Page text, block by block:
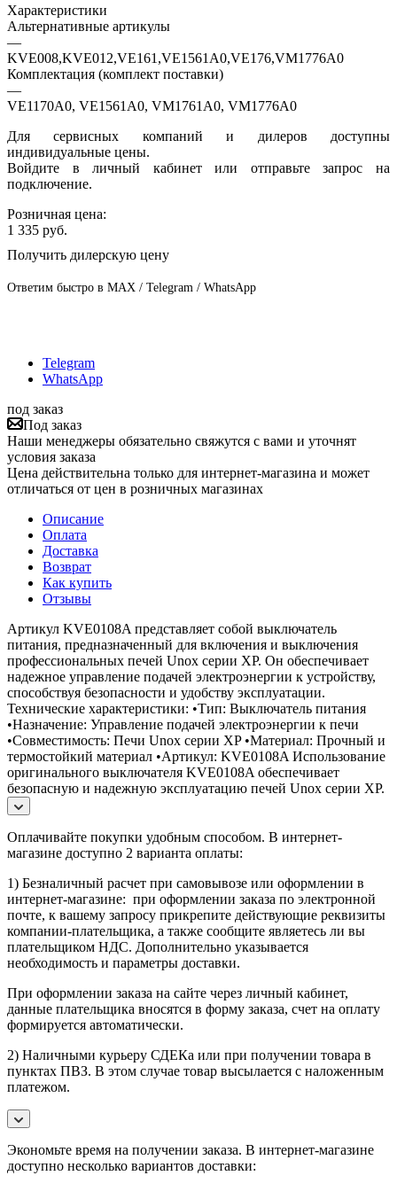
Характеристики
Альтернативные артикулы
—
KVE008,KVE012,VE161,VE1561A0,VE176,VM1776A0
Комплектация (комплект поставки)
—
VE1170A0, VE1561A0, VM1761A0, VM1776A0
Для сервисных компаний и дилеров доступны
индивидуальные цены.
Войдите в личный кабинет или отправьте запрос на
подключение.
Розничная цена:
1 335 руб.
Получить дилерскую цену
Ответим быстро в MAX / Telegram / WhatsApp
Telegram
WhatsApp
под заказ
Под заказ
Наши менеджеры обязательно свяжутся с вами и уточнят
условия заказа
Цена действительна только для интернет-магазина и может
отличаться от цен в розничных магазинах
Описание
Оплата
Доставка
Возврат
Как купить
Отзывы
Артикул KVE0108A представляет собой выключатель
питания, предназначенный для включения и выключения
профессиональных печей Unox серии XP. Он обеспечивает
надежное управление подачей электроэнергии к устройству,
способствуя безопасности и удобству эксплуатации.
Технические характеристики: •Тип: Выключатель питания
•Назначение: Управление подачей электроэнергии к печи
•Совместимость: Печи Unox серии XP •Материал: Прочный и
термостойкий материал •Артикул: KVE0108A Использование
оригинального выключателя KVE0108A обеспечивает
безопасную и надежную эксплуатацию печей Unox серии XP.
Оплачивайте покупки удобным способом. В интернет-
магазине доступно 2 варианта оплаты:
1) Безналичный расчет при самовывозе или оформлении в
интернет-магазине: при оформлении заказа по электронной
почте, к вашему запросу прикрепите действующие реквизиты
компании-плательщика, а также сообщите являетесь ли вы
плательщиком НДС. Дополнительно указывается
необходимость и параметры доставки.
При оформлении заказа на сайте через личный кабинет,
данные плательщика вносятся в форму заказа, счет на оплату
формируется автоматически.
2) Наличными курьеру СДЕКа или при получении товара в
пунктах ПВЗ. В этом случае товар высылается с наложенным
платежом.
Экономьте время на получении заказа. В интернет-магазине
доступно несколько вариантов доставки: